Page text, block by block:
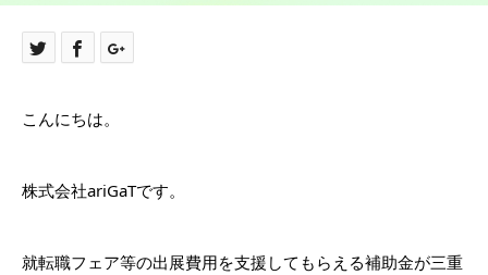
こんにちは。
株式会社ariGaTです。
就転職フェア等の出展費用を支援してもらえる補助金が三重